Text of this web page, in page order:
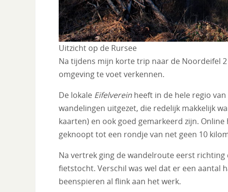
Uitzicht op de Rursee
Na tijdens mijn korte trip naar de Noordeifel
omgeving te voet verkennen.
De lokale Eifelverein heeft in de hele regio
wandelingen uitgezet, die redelijk makkelijk
kaarten) en ook goed gemarkeerd zijn.
geknoopt tot een rondje van net geen 10
Na vertrek ging de wandelroute eerst
fietstocht. Verschil was wel dat er een aantal
beenspieren al flink aan het werk.